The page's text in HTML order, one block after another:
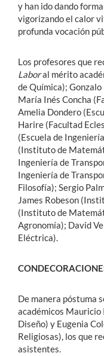
y han ido dando
vigorizando el calor
profunda vocación
Los profesores que
Laboral mérito
de Química);
María Inés Concha
Amelia Dondero
Harire (Facultad
(Escuela de
(Instituto de
Ingeniería de
Ingeniería de
Filosofía); Sergio
James Robeson
(Instituto de
Agronomía); David
Eléctrica).
De manera póstuma
académicos
Diseño) y Eugenia
Religiosas), los que
asistentes.